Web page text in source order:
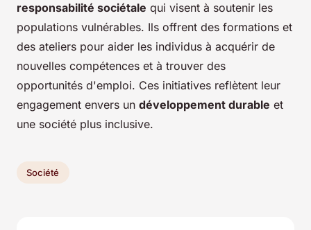
responsabilité sociétale qui visent à soutenir les
populations vulnérables. Ils offrent des formations et
des ateliers pour aider les individus à acquérir de
nouvelles compétences et à trouver des
opportunités d'emploi. Ces initiatives reflètent leur
engagement envers un développement durable et
une société plus inclusive.
Société